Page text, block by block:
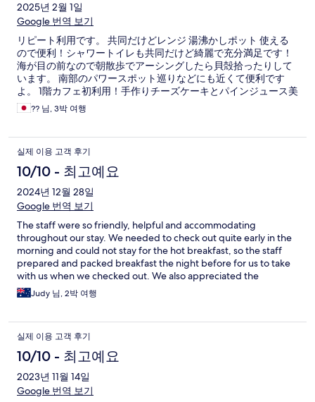
2025년 2월 1일
Google 번역 보기
リピート利用です。 共同だけどレンジ 湯沸かしポット 使える
ので便利！シャワートイレも共同だけど綺麗で充分満足です！
海が目の前なので朝散歩でアーシングしたら貝殻拾ったりして
います。 南部のパワースポット巡りなどにも近くて便利です
よ。 1階カフェ初利用！手作りチーズケーキとパインジュース美
味しかったです！ また利用させてください！
?? 님, 3박 여행
실제 이용 고객 후기
10/10 - 최고예요
2024년 12월 28일
Google 번역 보기
The staff were so friendly, helpful and accommodating
throughout our stay. We needed to check out quite early in the
morning and could not stay for the hot breakfast, so the staff
prepared and packed breakfast the night before for us to take
with us when we checked out. We also appreciated the
extensive amenities and skincare products on offer; the huge
bed; and how clean our room was. ありがとうございました！
Judy 님, 2박 여행
실제 이용 고객 후기
10/10 - 최고예요
2023년 11월 14일
Google 번역 보기